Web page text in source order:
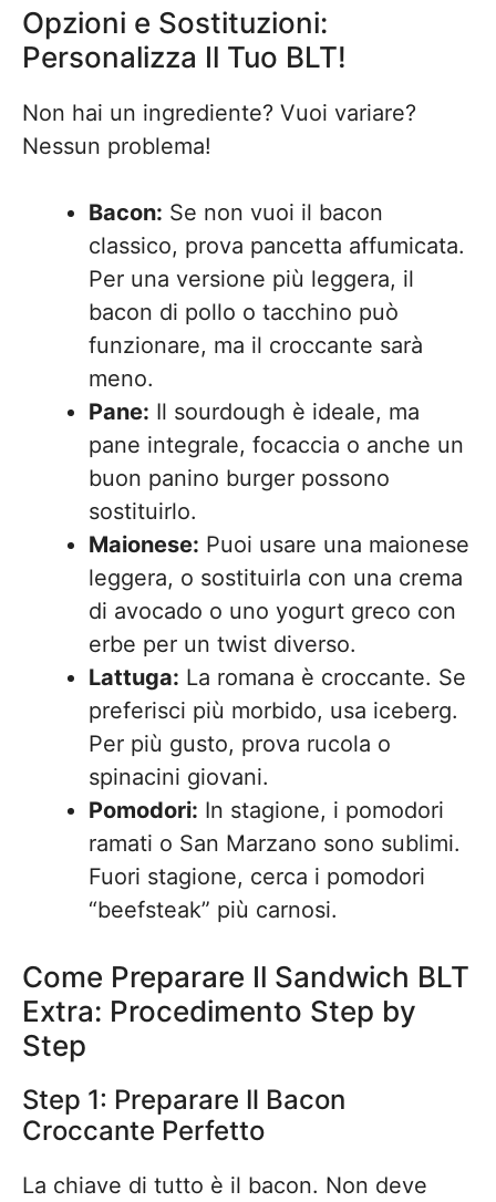
Opzioni e Sostituzioni:
Personalizza Il Tuo BLT!
Non hai un ingrediente? Vuoi variare?
Nessun problema!
Bacon: Se non vuoi il bacon
classico, prova pancetta affumicata.
Per una versione più leggera, il
bacon di pollo o tacchino può
funzionare, ma il croccante sarà
meno.
Pane: Il sourdough è ideale, ma
pane integrale, focaccia o anche un
buon panino burger possono
sostituirlo.
Maionese: Puoi usare una maionese
leggera, o sostituirla con una crema
di avocado o uno yogurt greco con
erbe per un twist diverso.
Lattuga: La romana è croccante. Se
preferisci più morbido, usa iceberg.
Per più gusto, prova rucola o
spinacini giovani.
Pomodori: In stagione, i pomodori
ramati o San Marzano sono sublimi.
Fuori stagione, cerca i pomodori
“beefsteak” più carnosi.
Come Preparare Il Sandwich BLT
Extra: Procedimento Step by
Step
Step 1: Preparare Il Bacon
Croccante Perfetto
La chiave di tutto è il bacon. Non deve